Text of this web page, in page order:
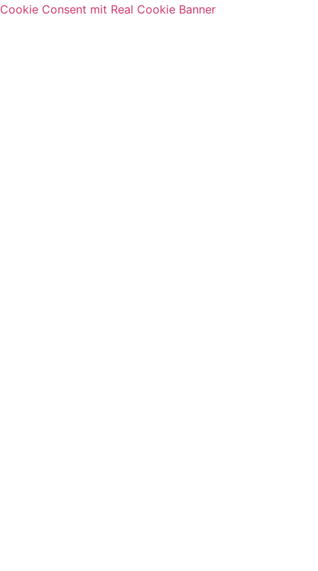
Cookie Consent mit Real Cookie Banner